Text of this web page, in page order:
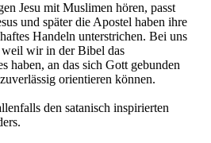
Jesu mit Muslimen hören, passt
und später die Apostel haben ihre
Handeln unterstrichen. Bei uns
wir in der Bibel das
haben, an das sich Gott gebunden
orientieren können.
den satanisch inspirierten